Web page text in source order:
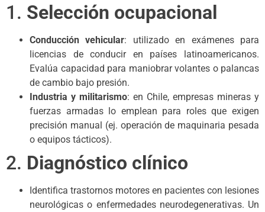
1. Selección ocupacional
Conducción vehicular: utilizado en exámenes para
licencias de conducir en países latinoamericanos.
Evalúa capacidad para maniobrar volantes o palancas
de cambio bajo presión.
Industria y militarismo: en Chile, empresas mineras y
fuerzas armadas lo emplean para roles que exigen
precisión manual (ej. operación de maquinaria pesada
o equipos tácticos).
2. Diagnóstico clínico
Identifica trastornos motores en pacientes con lesiones
neurológicas o enfermedades neurodegenerativas. Un